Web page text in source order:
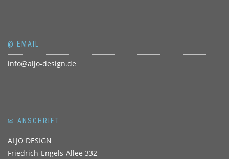
@ EMAIL
info@aljo-design.de
✉ ANSCHRIFT
ALJO DESIGN
Friedrich-Engels-Allee 332